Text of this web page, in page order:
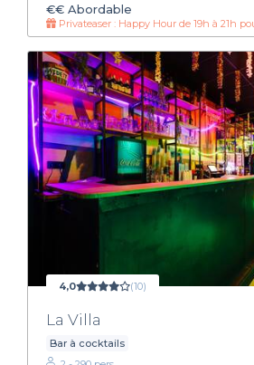
€€ Abordable
Privateaser : Happy Hour de 19h à 21h
4,0 (10)
La Villa
Bar à cocktails